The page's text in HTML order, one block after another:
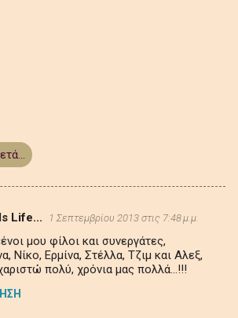
Life... 1 Σεπτεμβρίου 2013 στις 7:48 μ.μ.
μου φίλοι και συνεργάτες,
Νίκο, Ερμίνα, Στέλλα, Τζιμ και Αλεξ,
πολύ, χρόνια μας πολλά...!!!